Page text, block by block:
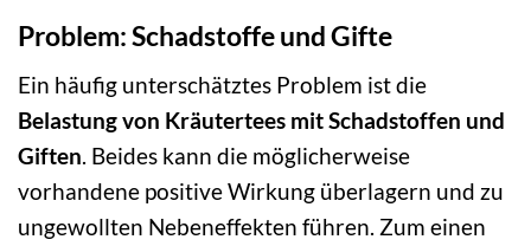
Problem: Schadstoffe und Gifte
Ein häufig unterschätztes Problem ist die
Belastung von Kräutertees mit Schadstoffen und
Giften. Beides kann die möglicherweise
vorhandene positive Wirkung überlagern und zu
ungewollten Nebeneffekten führen. Zum einen